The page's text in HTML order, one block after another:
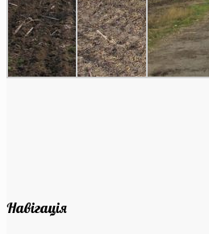
Навігація